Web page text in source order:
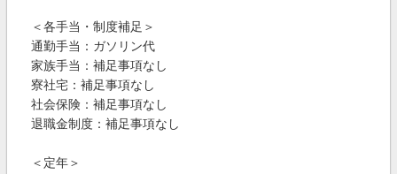
＜各手当・制度補足＞
通勤手当：ガソリン代
家族手当：補足事項なし
寮社宅：補足事項なし
社会保険：補足事項なし
退職金制度：補足事項なし
＜定年＞